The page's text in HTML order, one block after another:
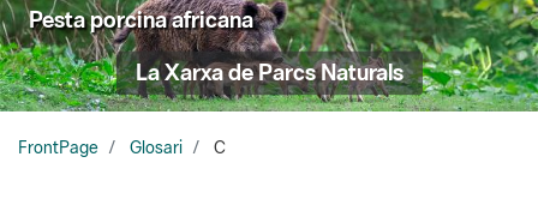
Pesta porcina africana
La Xarxa de Parcs Naturals
FrontPage Glosari C